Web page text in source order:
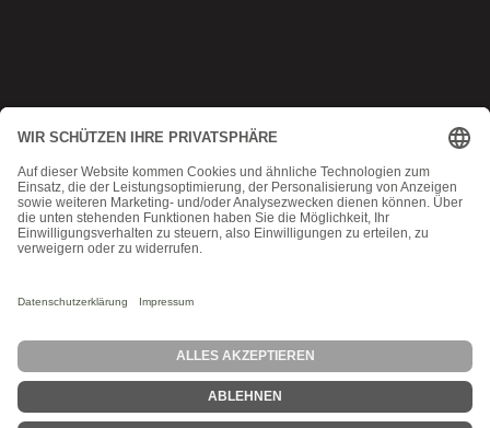
Datenschutz|AGB|Impressum
MadeByMomoko
Probetraining
Angebot
Stundenplan